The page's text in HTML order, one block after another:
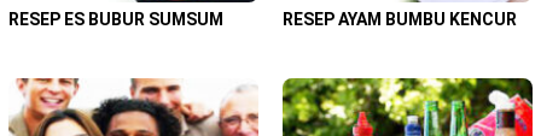
RESEP ES BUBUR SUMSUM RESEP AYAM BUMBU KENCUR